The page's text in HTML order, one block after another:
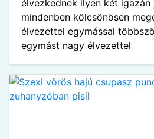
élvezkednek ilyen két
mindenben kölcsönösen
élvezettel egymással
egymást nagy élvezettel